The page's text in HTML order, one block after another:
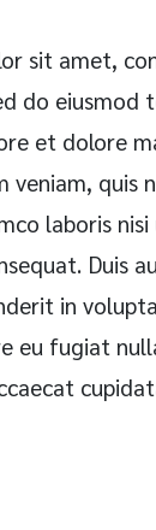
sit amet,
do eiusmod
et dolore
veniam, quis
laboris
Duis
in
eu fugiat